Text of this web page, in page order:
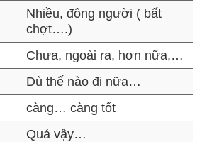
Nhiều, đông người ( bất
chợt….)
Chưa, ngoài ra, hơn nữa,…
Dù thế nào đi nữa…
càng… càng tốt
Quả vậy…